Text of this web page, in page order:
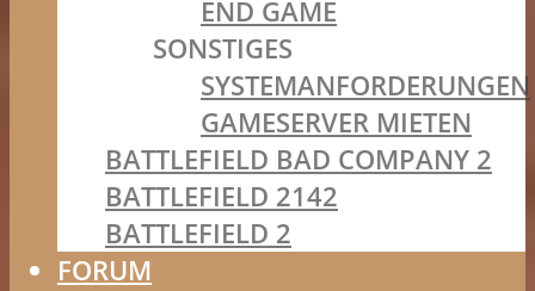
END GAME
SONSTIGES
SYSTEMANFORDERUNGEN
GAMESERVER MIETEN
BATTLEFIELD BAD COMPANY 2
BATTLEFIELD 2142
BATTLEFIELD 2
FORUM